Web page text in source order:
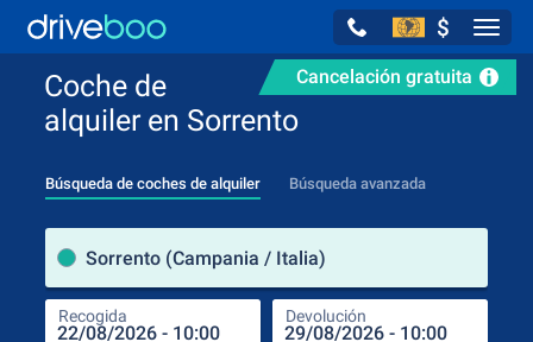
$
Cancelación gratuita
Coche de
alquiler en Sorrento
Búsqueda de coches de alquiler Búsqueda avanzada
Sorrento (Campania / Italia)
Recogida Devolución